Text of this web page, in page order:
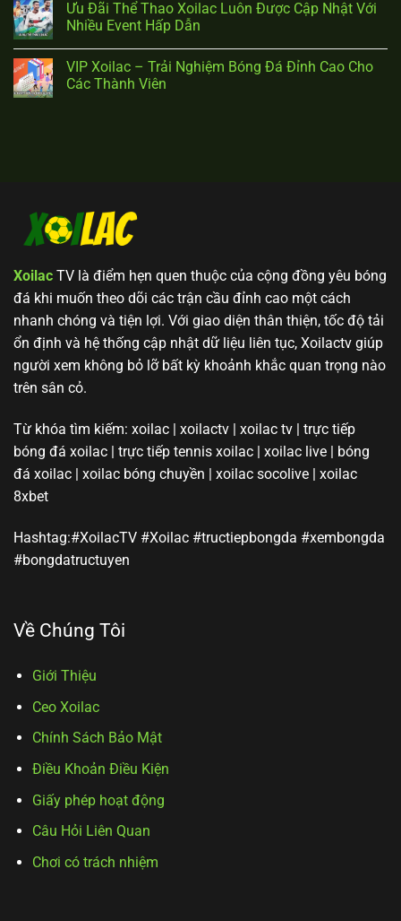
Ưu Đãi Thể Thao Xoilac Luôn Được Cập Nhật Với
Nhiều Event Hấp Dẫn
VIP Xoilac – Trải Nghiệm Bóng Đá Đỉnh Cao Cho
Các Thành Viên
Xoilac TV là điểm hẹn quen thuộc của cộng đồng yêu bóng
đá khi muốn theo dõi các trận cầu đỉnh cao một cách
nhanh chóng và tiện lợi. Với giao diện thân thiện, tốc độ tải
ổn định và hệ thống cập nhật dữ liệu liên tục, Xoilactv giúp
người xem không bỏ lỡ bất kỳ khoảnh khắc quan trọng nào
trên sân cỏ.
Từ khóa tìm kiếm: xoilac | xoilactv | xoilac tv | trực tiếp
bóng đá xoilac | trực tiếp tennis xoilac | xoilac live | bóng
đá xoilac | xoilac bóng chuyền | xoilac socolive | xoilac
8xbet
Hashtag:#XoilacTV #Xoilac #tructiepbongda #xembongda
#bongdatructuyen
Về Chúng Tôi
Giới Thiệu
Ceo Xoilac
Chính Sách Bảo Mật
Điều Khoản Điều Kiện
Giấy phép hoạt động
Câu Hỏi Liên Quan
Chơi có trách nhiệm